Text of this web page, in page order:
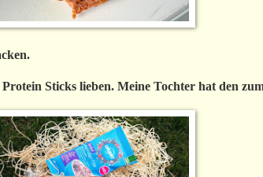
Sticks lieben. Meine Tochter hat den